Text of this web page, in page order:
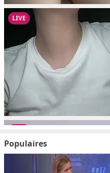
Populaires